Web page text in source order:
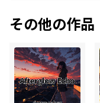
その他の作品